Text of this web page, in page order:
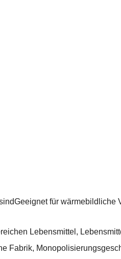
Geeignet für wärmebildliche
Lebensmittel,
Fabrik,